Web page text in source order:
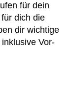
für dein
dich die
dir wichtige
Vor-